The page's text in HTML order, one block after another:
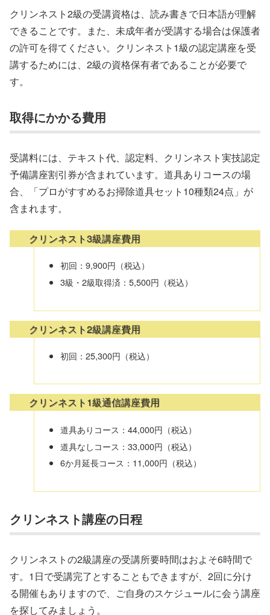
クリンネスト2級の受講資格は、読み書きで日本語が理解
できることです。また、未成年者が受講する場合は保護者
の許可を得てください。クリンネスト1級の認定講座を受
講するためには、2級の資格保有者であることが必要で
す。
取得にかかる費用
受講料には、テキスト代、認定料、クリンネスト実技認定
予備講座割引券が含まれています。道具ありコースの場
合、「プロがすすめるお掃除道具セット10種類24点」が
含まれます。
クリンネスト3級講座費用
初回：9,900円（税込）
3級・2級取得済：5,500円（税込）
クリンネスト2級講座費用
初回：25,300円（税込）
クリンネスト1級通信講座費用
道具ありコース：44,000円（税込）
道具なしコース：33,000円（税込）
6か月延長コース：11,000円（税込）
クリンネスト講座の日程
クリンネストの2級講座の受講所要時間はおよそ6時間で
す。1日で受講完了とすることもできますが、2回に分け
る開催もありますので、ご自身のスケジュールに会う講座
を探してみましょう。